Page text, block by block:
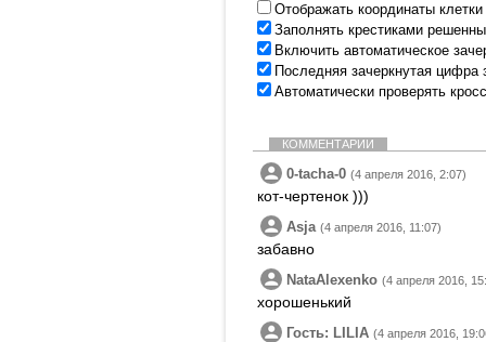
Отображать координаты
Заполнять крестиками
Включить автоматическое
Последняя зачеркнутая цифра
Автоматически проверять
КОММЕНТАРИИ
0-tacha-0 (4 апреля 2016, 2:07)
кот-чертенок )))
Asja (4 апреля 2016, 11:07)
забавно
NataAlexenko (4 апреля 2016,
хорошенький
Гость: LILIA (4 апреля 2016,